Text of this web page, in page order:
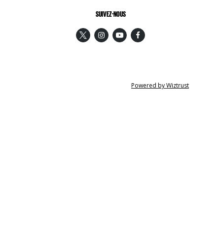
SUIVEZ-NOUS
Powered by Wiztrust